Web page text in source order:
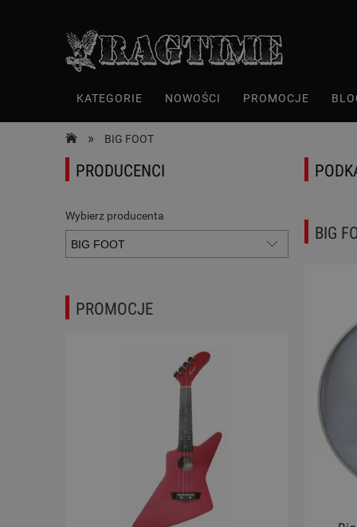
KATEGORIE NOWOŚCI PROMOCJE
» BIG FOOT
PRODUCENCI
Wybierz producenta
PROMOCJE
BIG